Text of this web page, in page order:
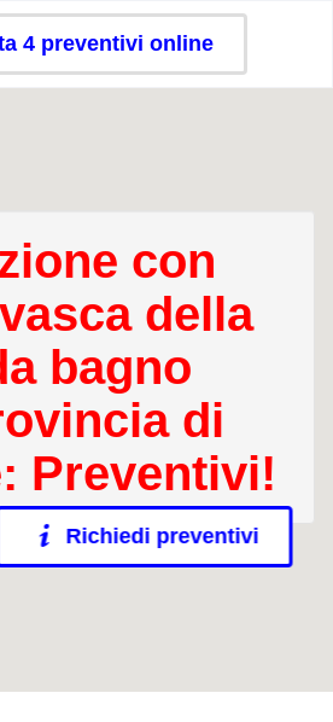
4 preventivi online
con
della
bagno
di
Preventivi!
Richiedi preventivi